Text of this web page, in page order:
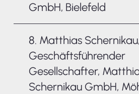
GmbH, Bielefeld
8. Matthias Schernikau,
Geschäftsführender
Gesellschafter,
Schernikau GmbH,